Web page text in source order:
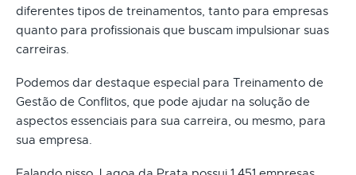
diferentes tipos de treinamentos, tanto para empresas
quanto para profissionais que buscam impulsionar suas
carreiras.
Podemos dar destaque especial para Treinamento de
Gestão de Conflitos, que pode ajudar na solução de
aspectos essenciais para sua carreira, ou mesmo, para
sua empresa.